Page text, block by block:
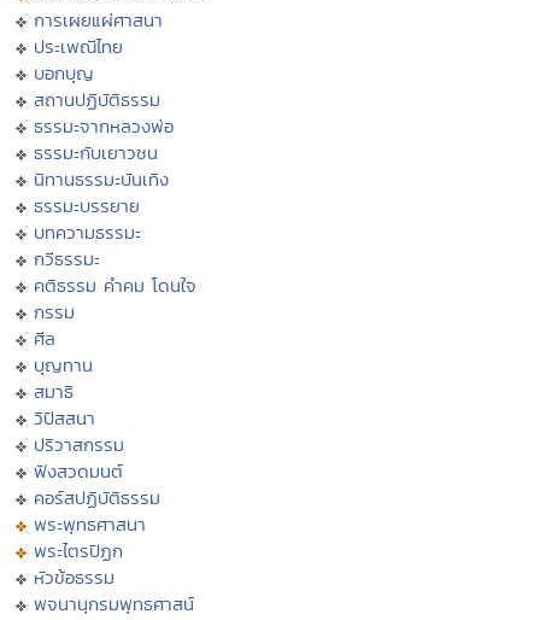
การเผยแผ่ศาสนา
ประเพณีไทย
บอกบุญ
สถานปฏิบัติธรรม
ธรรมะจากหลวงพ่อ
ธรรมะกับเยาวชน
นิทานธรรมะบันเทิง
ธรรมะบรรยาย
บทความธรรมะ
กวีธรรมะ
คติธรรม คำคม โดนใจ
กรรม
ศีล
บุญทาน
สมาธิ
วิปัสสนา
ปริวาสกรรม
ฟังสวดมนต์
คอร์สปฏิบัติธรรม
พระพุทธศาสนา
พระไตรปิฏก
หัวข้อธรรม
พจนานุกรมพุทธศาสน์